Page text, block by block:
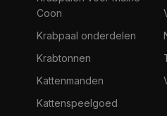
Coon
Krabpaal onderdelen
Krabtonnen
Kattenmanden
Kattenspeelgoed